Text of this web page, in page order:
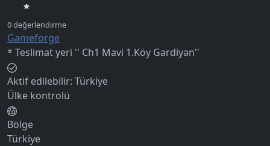
Gameforge
* Teslimat yeri '' Ch1 Mavi 1.Köy Gardiyan''
Aktif edilebilir: Türkiye
Ülke kontrolü
Bölge
Türkiye